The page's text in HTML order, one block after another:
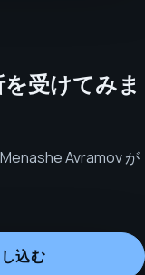
受けてみま
Avramov が
込む